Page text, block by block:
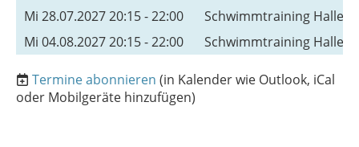
Mi 28.07.2027 20:15 - 22:00
Schwimmtraining
Mi 04.08.2027 20:15 - 22:00
Schwimmtraining
Termine abonnieren (in Kalender wie Outlook, iCal
oder Mobilgeräte hinzufügen)